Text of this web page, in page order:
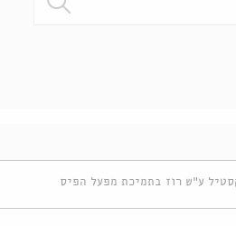
ע"ש רוז בתמיכת מפעל הפיס